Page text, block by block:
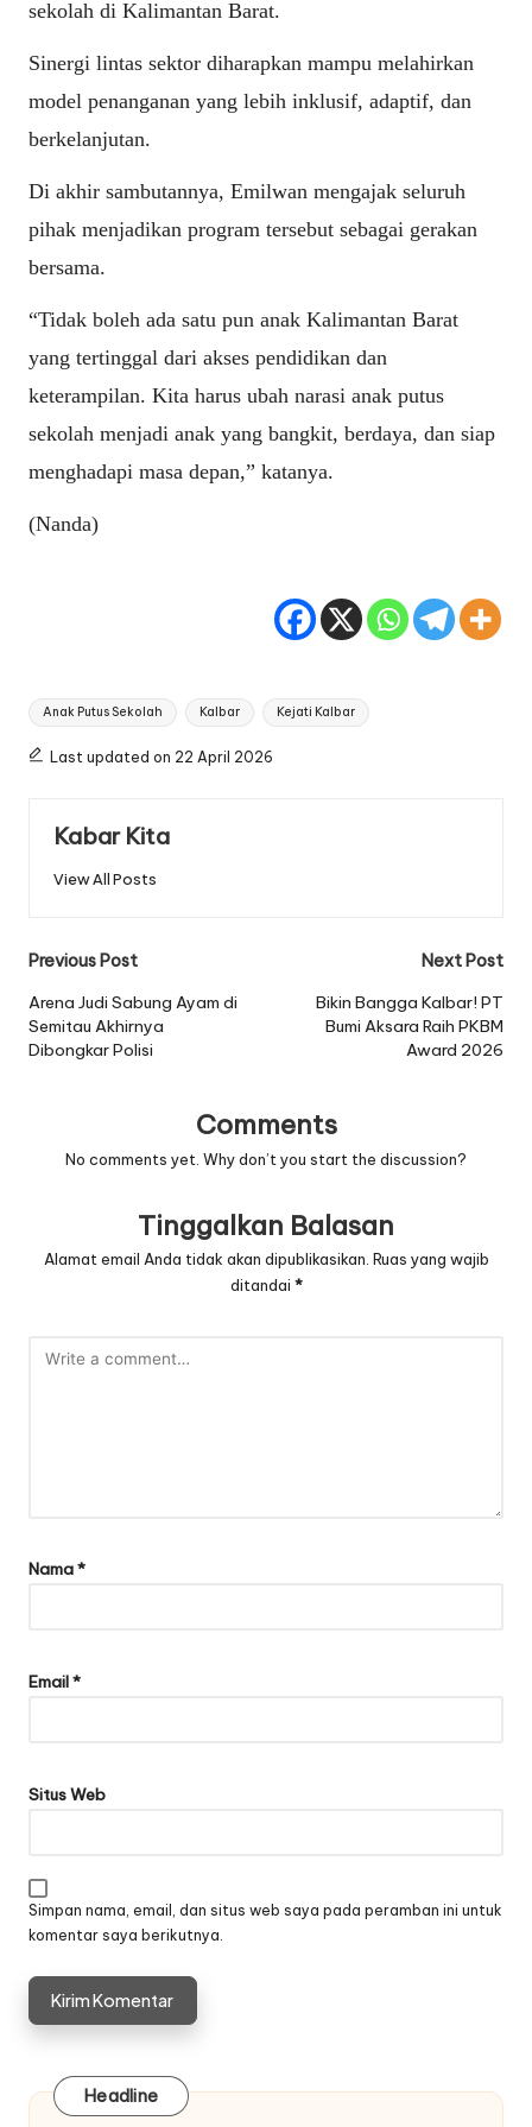
sekolah di Kalimantan Barat.
Sinergi lintas sektor diharapkan mampu melahirkan
model penanganan yang lebih inklusif, adaptif, dan
berkelanjutan.
Di akhir sambutannya, Emilwan mengajak seluruh
pihak menjadikan program tersebut sebagai gerakan
bersama.
“Tidak boleh ada satu pun anak Kalimantan Barat
yang tertinggal dari akses pendidikan dan
keterampilan. Kita harus ubah narasi anak putus
sekolah menjadi anak yang bangkit, berdaya, dan siap
menghadapi masa depan,” katanya.
(Nanda)
Tags:
Anak Putus Sekolah Kalbar Kejati Kalbar
Last updated on 22 April 2026
Kabar Kita
View All Posts
Post
navigation
Previous Post
Arena Judi Sabung Ayam di
Semitau Akhirnya
Dibongkar Polisi
Next Post
Bikin Bangga Kalbar! PT
Bumi Aksara Raih PKBM
Award 2026
Comments
No comments yet. Why don’t you start the discussion?
Tinggalkan Balasan
Alamat email Anda tidak akan dipublikasikan. Ruas yang wajib
ditandai *
Nama*
Email*
Situs Web
Simpan nama, email, dan situs web saya pada peramban ini untuk
komentar saya berikutnya.
Headline